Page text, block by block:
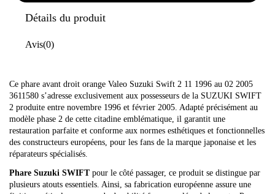
Détails du produit
Avis(0)
Ce phare avant droit orange Valeo Suzuki Swift 2 11 1996 au 02 2005
3611580 s’adresse exclusivement aux possesseurs de la SUZUKI SWIFT
2 produite entre novembre 1996 et février 2005. Adapté précisément au
modèle phase 2 de cette citadine emblématique, il garantit une
restauration parfaite et conforme aux normes esthétiques et fonctionnelles
des constructeurs européens, pour les fans de la marque japonaise et les
réparateurs spécialisés.
Phare Suzuki SWIFTpour le côté passager, ce produit se distingue par
plusieurs atouts essentiels. Ainsi, sa fabrication européenne assure une